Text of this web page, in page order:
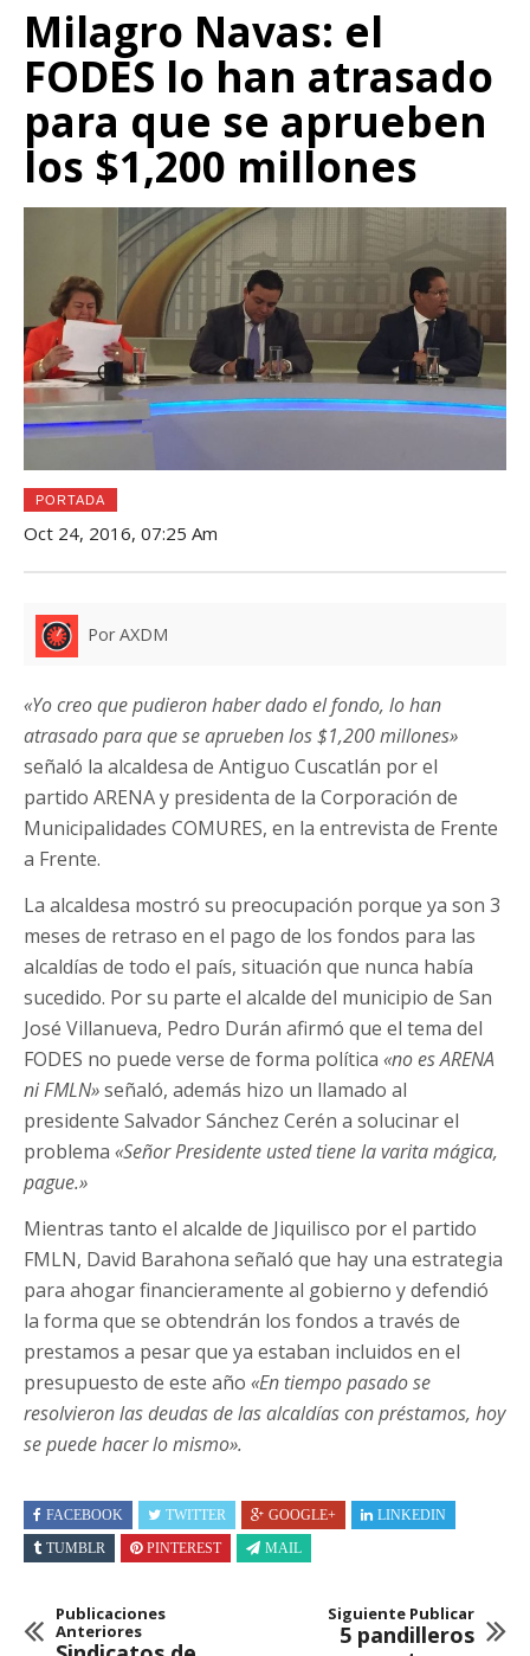
Milagro Navas: el
FODES lo han atrasado
para que se aprueben
los $1,200 millones
PORTADA
Oct 24, 2016, 07:25 Am
Por AXDM
«Yo creo que pudieron haber dado el fondo, lo han
atrasado para que se aprueben los $1,200 millones»
señaló la alcaldesa de Antiguo Cuscatlán por el
partido ARENA y presidenta de la Corporación de
Municipalidades COMURES, en la entrevista de Frente
a Frente.
La alcaldesa mostró su preocupación porque ya son 3
meses de retraso en el pago de los fondos para las
alcaldías de todo el país, situación que nunca había
sucedido. Por su parte el alcalde del municipio de San
José Villanueva, Pedro Durán afirmó que el tema del
FODES no puede verse de forma política «no es ARENA
ni FMLN»señaló, además hizo un llamado al
presidente Salvador Sánchez Cerén a solucinar el
problema «Señor Presidente usted tiene la varita mágica,
pague.»
Mientras tanto el alcalde de Jiquilisco por el partido
FMLN, David Barahona señaló que hay una estrategia
para ahogar financieramente al gobierno y defendió
la forma que se obtendrán los fondos a través de
prestamos a pesar que ya estaban incluidos en el
presupuesto de este año «En tiempo pasado se
resolvieron las deudas de las alcaldías con préstamos, hoy
se puede hacer lo mismo».
FACEBOOK TWITTER GOOGLE+
LINKEDIN
TUMBLR
PINTEREST MAIL
Publicaciones
Anteriores
Siguiente Publicar
5 pandilleros